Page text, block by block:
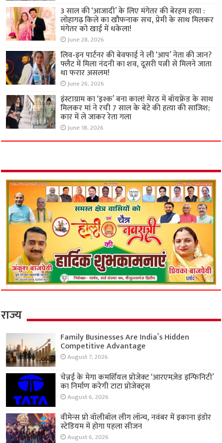
3 साल की ‘आजादी’ के लिए मंगेतर की बेरहम हत्या :
लोहागढ़ किले का खौफनाक सच, प्रेमी के साथ मिलकर
मंगेतर को खाई में धकेला!
June 28, 2026
लिव-इन पार्टनर की बेवफाई ने ली ‘आप’ नेता की जान?
फ्लैट में मिला नंदनी का शव, दूसरी पत्नी से मिलने जाता
था फरार असलम!
June 26, 2026
इंस्टाग्राम का ‘इश्क’ बना काल! मेरठ में बॉयफ्रेंड के साथ
मिलकर मां ने रची 7 साल के बेटे की हत्या की साजिश;
कार में ले जाकर रेता गला
June 18, 2026
राज्य
Family Businesses Are India’s Hidden
Competitive Advantage
August 7, 2026
चेन्नई के मेगा कमर्शियल प्रोजेक्ट ‘आरएमज़ेड इन्फिनिटी’
का निर्माण करेगी टाटा प्रोजेक्ट्स
August 6, 2026
वीमेन्स प्रो वॉलीबॉल लीग लॉन्च, नवंबर में इकाना इंडोर
स्टेडियम में होगा पहला सीजन
August 6, 2026